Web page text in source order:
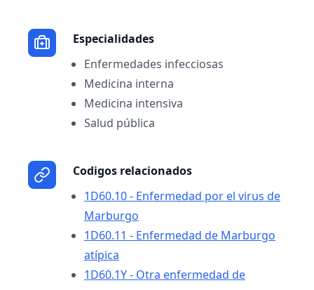
Especialidades
Enfermedades infecciosas
Medicina interna
Medicina intensiva
Salud pública
Codigos relacionados
1D60.10 - Enfermedad por el virus de
Marburgo
1D60.11 - Enfermedad de Marburgo
atípica
1D60.1Y - Otra enfermedad de